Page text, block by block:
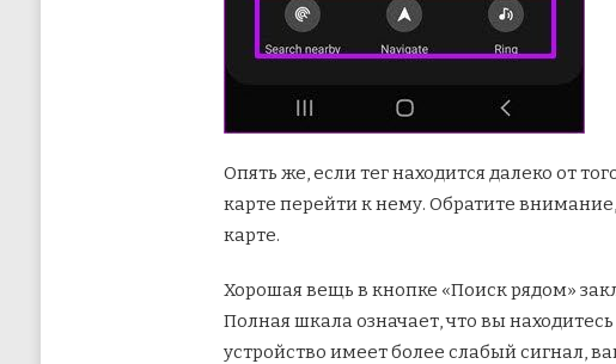
Опять же, если тег находится далеко от
карте перейти к нему. Обратите
карте.
Хорошая вещь в кнопке «Поиск рядом»
Полная шкала означает, что вы
устройство имеет более слабый сигнал,